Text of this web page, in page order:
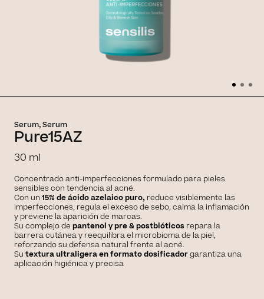
Serum, Serum
Pure15AZ
30 ml
Concentrado anti-imperfecciones formulado para pieles
sensibles con tendencia al acné.
Con un 15% de ácido azelaico puro, reduce visiblemente las
imperfecciones, regula el exceso de sebo, calma la inflamación
y previene la aparición de marcas.
Su complejo de pantenol y pre & postbióticos repara la
barrera cutánea y reequilibra el microbioma de la piel,
reforzando su defensa natural frente al acné.
Su textura ultraligera en formato dosificadorgarantiza una
aplicación higiénica y precisa